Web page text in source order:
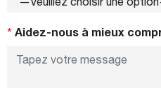
* Aidez-nous à mieux